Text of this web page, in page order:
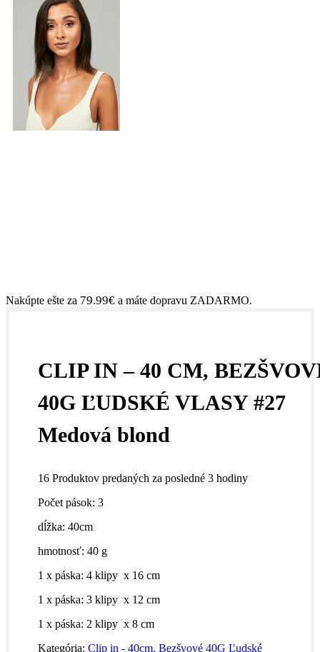
Nakúpte ešte za 79.99€ a máte dopravu ZADARMO.
CLIP IN – 40 CM,
40G ĽUDSKÉ VLASY #27
Medová blond
16 Produktov predaných za posledné 3 hodiny
Počet pások: 3
dĺžka: 40cm
hmotnosť: 40 g
1 x páska: 4 klipy x 16 cm
1 x páska: 3 klipy x 12 cm
1 x páska: 2 klipy x 8 cm
Kategória: Clip in - 40cm, Bezšvové 40G Ľudské